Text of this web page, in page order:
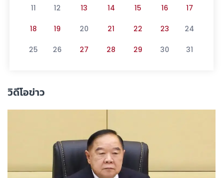
11 12 13 14 15 16 17
18 19 20 21 22 23 24
25 26 27 28 29 30 31
วิดีโอข่าว